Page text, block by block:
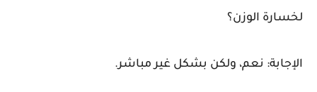
لخسارة الوزن؟
الإجابة: نعم، ولكن بشكل غير مباشر.